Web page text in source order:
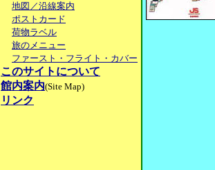
地図／沿線案内
ポストカード
荷物ラベル
旅のメニュー
ファースト・フライト・カバー
このサイトについて
館内案内(Site Map)
リンク